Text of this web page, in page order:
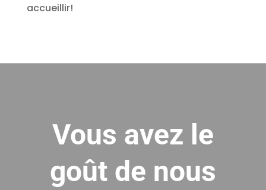
accueillir!
Vous avez le
goût de nous